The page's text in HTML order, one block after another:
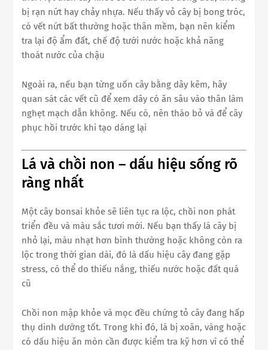
bị rạn nứt hay chảy nhựa. Nếu thấy vỏ cây bị bong tróc,
có vết nứt bất thường hoặc thân mềm, bạn nên kiểm
tra lại độ ẩm đất, chế độ tưới nước hoặc khả năng
thoát nước của chậu
Ngoài ra, nếu bạn từng uốn cây bằng dây kẽm, hãy
quan sát các vết cũ để xem dây có ăn sâu vào thân làm
nghẹt mạch dẫn không. Nếu có, nên tháo bỏ và để cây
phục hồi trước khi tạo dáng lại
Lá và chồi non – dấu hiệu sống rõ
ràng nhất
Một cây bonsai khỏe sẽ liên tục ra lộc, chồi non phát
triển đều và màu sắc tươi mới. Nếu bạn thấy lá cây bị
nhỏ lại, màu nhạt hơn bình thường hoặc không còn ra
lộc trong thời gian dài, đó là dấu hiệu cây đang gặp
stress, có thể do thiếu nắng, thiếu nước hoặc đất quá
cũ
Chồi non mập khỏe và mọc đều chứng tỏ cây đang hấp
thụ dinh dưỡng tốt. Trong khi đó, lá bị xoăn, vàng hoặc
có dấu hiệu ăn mòn cần được kiểm tra kỹ hơn vì có thể